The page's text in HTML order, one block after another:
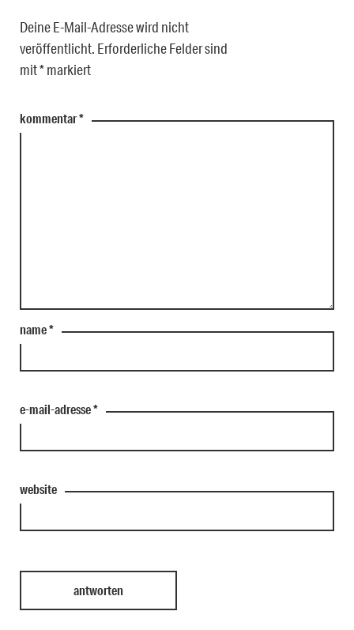
Deine E-Mail-Adresse wird nicht
veröffentlicht. Erforderliche Felder sind
mit*markiert
kommentar*
name*
e-mail-adresse*
website